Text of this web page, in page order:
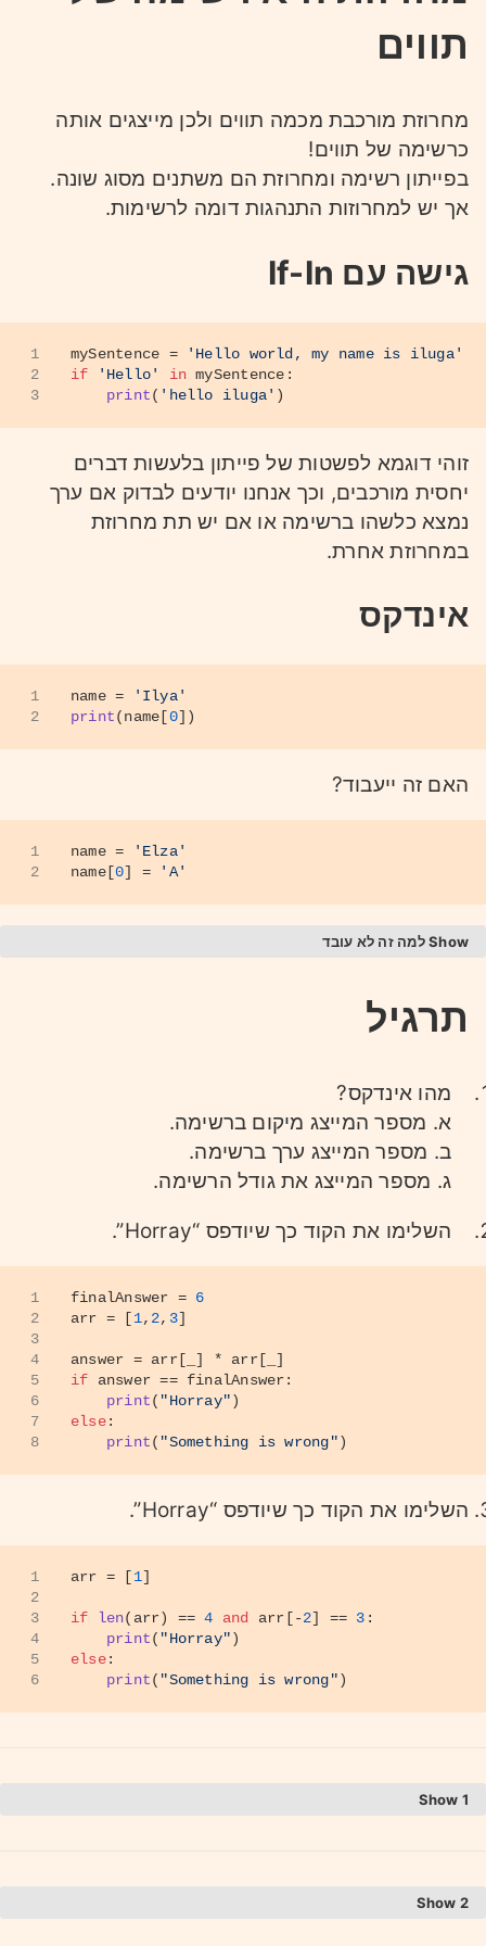
תווים
מחרוזת מורכבת מכמה תווים ולכן מייצגים אותה
כרשימה של תווים!
בפייתון רשימה ומחרוזת הם משתנים מסוג שונה.
אך יש למחרוזות התנהגות דומה לרשימות.
גישה עם If-In
1
2
3
mySentence =
'Hello world, my name is iluga'
if
'Hello' in mySentence:
print( 'hello iluga' )
זוהי דוגמא לפשטות של פייתון בלעשות דברים
יחסית מורכבים, וכך אנחנו יודעים לבדוק אם ערך
נמצא כלשהו ברשימה או אם יש תת מחרוזת
במחרוזת אחרת.
אינדקס
1
2
name =
'Ilya'
print(name[0])
האם זה ייעבוד?
1
2
name =
'Elza'
name[0] = 'A'
למה זה לא עובד
היא לא רשימה!
למשל אופרטור האינדקס
תרגיל
מהו אינדקס?
א. מספר המייצג מיקום ברשימה.
ב. מספר המייצג ערך ברשימה.
ג. מספר המייצג את גודל הרשימה.
השלימו את הקוד כך שיודפס “Horray”.
1
2
3
4
5
6
7
8
finalAnswer = 6
arr = [1, 2, 3]
answer = arr[_] * arr[_]
if answer == finalAnswer:
print( "Horray")
else:
print( "Something is wrong")
השלימו את הקוד כך שיודפס “Horray”.
1
2
3
4
5
6
arr = [1]
if len(arr) == 4 and arr[-2] == 3 :
print( "Horray")
else:
print( "Something is wrong")
1
ברשימה.
2